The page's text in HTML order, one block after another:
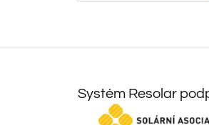
Systém Resolar